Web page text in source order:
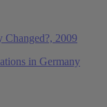
Changed?, 2009
in Germany